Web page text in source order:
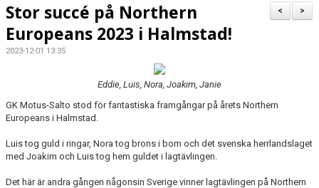
VÅRA HALLAR & LOKALER
KLÄDER
ARKIV
SUPPORTERMEDLEM
>
<
Stor succé på Northern
Europeans 2023 i Halmstad!
2023-12-01 13:35
Eddie, Luis, Nora, Joakim, Janie
GK Motus-Salto stod för fantastiska framgångar på årets Northern
Europeans i Halmstad.
Luis tog guld i ringar, Nora tog brons i bom och det svenska herrlandslaget
med Joakim och Luis tog hem guldet i lagtävlingen.
Det här är andra gången någonsin Sverige vinner lagtävlingen på Northern